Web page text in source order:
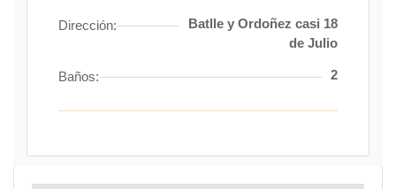
Dirección:
Batlle y Ordoñez casi 18
de Julio
Baños: 2